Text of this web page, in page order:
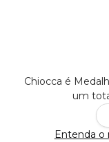
Chiocca é
um
Entenda o